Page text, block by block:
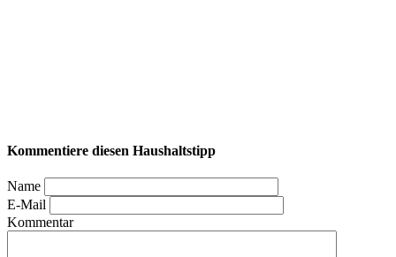
Kommentiere diesen Haushaltstipp
Name
E-Mail
Kommentar